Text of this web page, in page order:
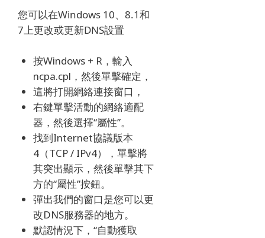
您可以在Windows 10、8.1和
7上更改或更新DNS設置
按Windows + R，輸入
ncpa.cpl，然後單擊確定，
這將打開網絡連接窗口，
右鍵單擊活動的網絡適配
器，然後選擇“屬性”。
找到Internet協議版本
4（TCP / IPv4），單擊將
其突出顯示，然後單擊其下
方的“屬性”按鈕。
彈出我們的窗口是您可以更
改DNS服務器的地方。
默認情況下，“自動獲取